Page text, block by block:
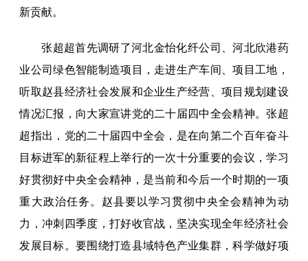
新贡献。
张超超首先调研了河北金怡化纤公司、河北欣港药
业公司绿色智能制造项目，走进生产车间、项目工地，
听取赵县经济社会发展和企业生产经营、项目规划建设
情况汇报，向大家宣讲党的二十届四中全会精神。张超
超指出，党的二十届四中全会，是在向第二个百年奋斗
目标进军的新征程上举行的一次十分重要的会议，学习
好贯彻好中央全会精神，是当前和今后一个时期的一项
重大政治任务。赵县要以学习贯彻中央全会精神为动
力，冲刺四季度，打好收官战，坚决实现全年经济社会
发展目标。要围绕打造县域特色产业集群，科学做好项